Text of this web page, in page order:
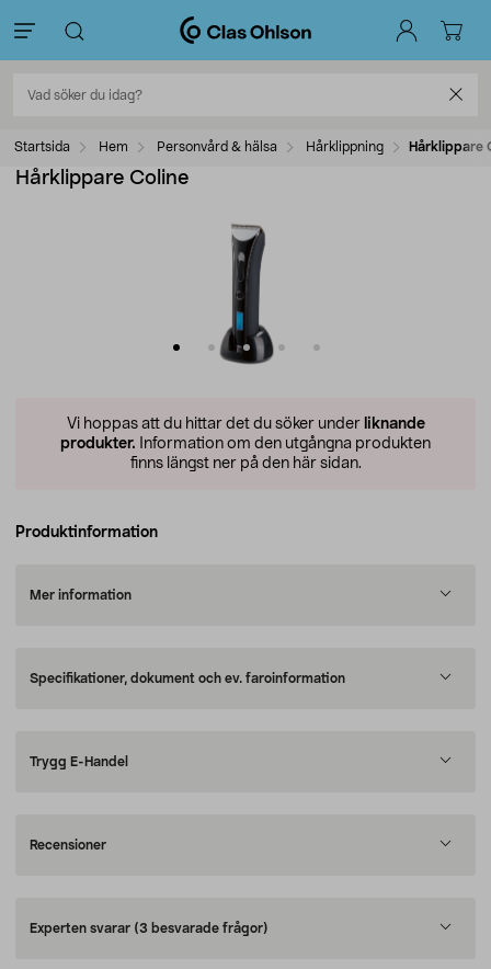
Startsida Hem Personvård & hälsa Hårklippning Hårklippare
Hårklippare Coline
Vi hoppas att du hittar det du söker under liknande
produkter. Information om den utgångna produkten
finns längst ner på den här sidan.
Produktinformation
Mer information
Specifikationer, dokument och ev. faroinformation
Trygg E-Handel
Recensioner
Experten svarar (3 besvarade frågor)